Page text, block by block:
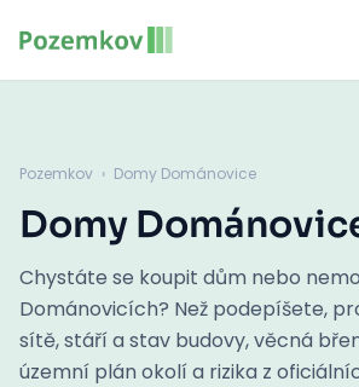
Pozemkov › Domy Dománovice
Domy
Chystáte se koupit dům nebo
Dománovicích? Než podepíšete,
sítě, stáří a stav budovy, věcná
územní plán okolí a rizika z